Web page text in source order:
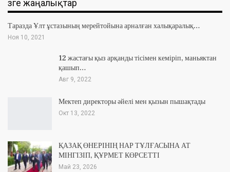
Өзге жаңалықтар
Таразда Ұлт ұстазының мерейтойына арналған халықаралық…
Ноя 10, 2021
12 жастағы қыз арқанды тісімен кеміріп, маньяктан
қашып…
Авг 9, 2022
Мектеп директоры әйелі мен қызын пышақтады
Окт 13, 2022
ҚАЗАҚ ӨНЕРІНІҢ НАР ТҰЛҒАСЫНА АТ
МІНГІЗІП, ҚҰРМЕТ КӨРСЕТТІ
Май 23, 2026